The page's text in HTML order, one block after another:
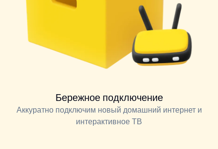
Бережное подключение
Аккуратно подключим новый домашний интернет и
интерактивное ТВ